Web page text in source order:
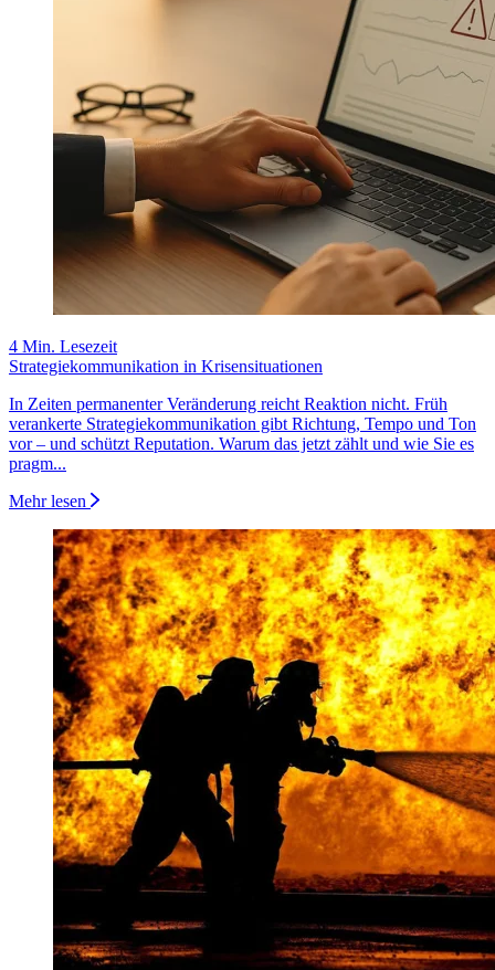
4 Min. Lesezeit
Strategiekommunikation in Krisensituationen
In Zeiten permanenter Veränderung reicht Reaktion nicht. Früh
verankerte Strategiekommunikation gibt Richtung, Tempo und Ton
vor – und schützt Reputation. Warum das jetzt zählt und wie Sie es
pragm...
Mehr lesen